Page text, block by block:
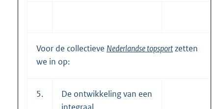
Voor de collectieve Nederlandse topsportzetten
we in op:
5.
De ontwikkeling van een